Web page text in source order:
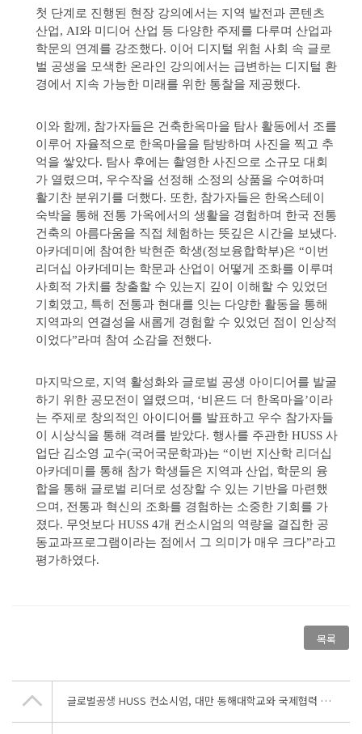
첫 단계로 진행된 현장 강의에서는 지역 발전과 콘텐츠
산업, AI와 미디어 산업 등 다양한 주제를 다루며 산업과
학문의 연계를 강조했다. 이어 디지털 위험 사회 속 글로
벌 공생을 모색한 온라인 강의에서는 급변하는 디지털 환
경에서 지속 가능한 미래를 위한 통찰을 제공했다.
이와 함께, 참가자들은 건축한옥마을 탐사 활동에서 조를
이루어 자율적으로 한옥마을을 탐방하며 사진을 찍고 추
억을 쌓았다. 탐사 후에는 촬영한 사진으로 소규모 대회
가 열렸으며, 우수작을 선정해 소정의 상품을 수여하며
활기찬 분위기를 더했다. 또한, 참가자들은 한옥스테이
숙박을 통해 전통 가옥에서의 생활을 경험하며 한국 전통
건축의 아름다움을 직접 체험하는 뜻깊은 시간을 보냈다.
아카데미에 참여한 박현준 학생(정보융합학부)은 “이번
리더십 아카데미는 학문과 산업이 어떻게 조화를 이루며
사회적 가치를 창출할 수 있는지 깊이 이해할 수 있었던
기회였고, 특히 전통과 현대를 잇는 다양한 활동을 통해
지역과의 연결성을 새롭게 경험할 수 있었던 점이 인상적
이었다”라며 참여 소감을 전했다.
마지막으로, 지역 활성화와 글로벌 공생 아이디어를 발굴
하기 위한 공모전이 열렸으며, ‘비욘드 더 한옥마을’이라
는 주제로 창의적인 아이디어를 발표하고 우수 참가자들
이 시상식을 통해 격려를 받았다. 행사를 주관한 HUSS 사
업단 김소영 교수(국어국문학과)는 “이번 지산학 리더십
아카데미를 통해 참가 학생들은 지역과 산업, 학문의 융
합을 통해 글로벌 리더로 성장할 수 있는 기반을 마련했
으며, 전통과 혁신의 조화를 경험하는 소중한 기회를 가
졌다. 무엇보다 HUSS 4개 컨소시엄의 역량을 결집한 공
동교과프로그램이라는 점에서 그 의미가 매우 크다”라고
평가하였다.
목록
글로벌공생 HUSS 컨소시엄, 대만 동해대학교와 국제협력 강화 솔루션 과정 개최